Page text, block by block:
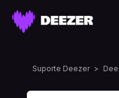
Suporte Deezer